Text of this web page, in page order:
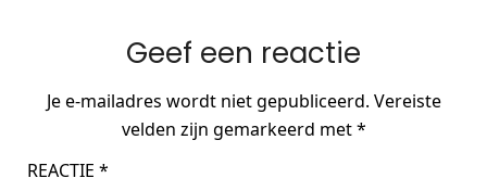
Geef een reactie
Je e-mailadres wordt niet gepubliceerd. Vereiste
velden zijn gemarkeerd met*
REACTIE *